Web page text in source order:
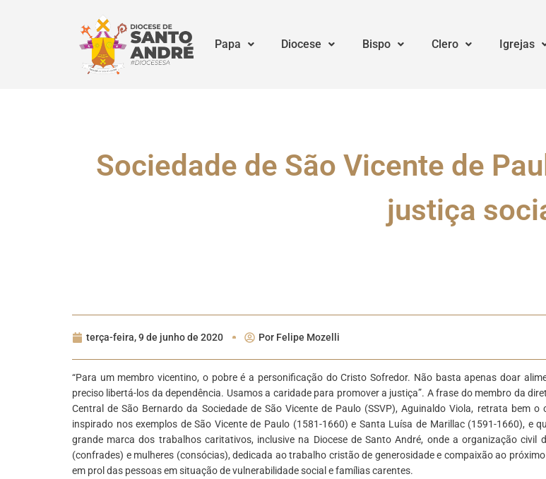
Papa Diocese Bispo Clero Igrejas
Sociedade de São Vicente de
justiça
terça-feira, 9 de junho de 2020 Por Felipe Mozelli
“Para um membro vicentino, o pobre é a personificação do Cristo Sofredor. Não basta apenas doar
preciso libertá-los da dependência. Usamos a caridade para promover a justiça”. A frase do membro da
Central de São Bernardo da Sociedade de São Vicente de Paulo (SSVP), Aguinaldo Viola, retrata bem o
inspirado nos exemplos de São Vicente de Paulo (1581-1660) e Santa Luísa de Marillac (1591-1660), e
grande marca dos trabalhos caritativos, inclusive na Diocese de Santo André, onde a organização civil
(confrades) e mulheres (consócias), dedicada ao trabalho cristão de generosidade e compaixão ao
em prol das pessoas em situação de vulnerabilidade social e famílias carentes.